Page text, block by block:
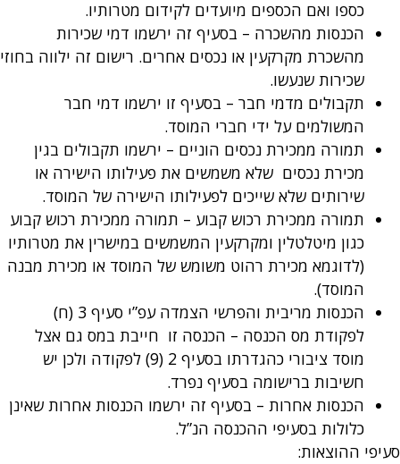
כספו ואם הכספים מיועדים לקידום מטרותיו.
הכנסות מהשכרה – בסעיף זה ירשמו דמי שכירות
מהשכרת מקרקעין או נכסים אחרים. רישום זה ילווה בחוזי
שכירות שנעשו.
תקבולים מדמי חבר – בסעיף זו ירשמו דמי חבר
המשולמים על ידי חברי המוסד.
תמורה ממכירת נכסים הוניים – ירשמו תקבולים בגין
מכירת נכסים שלא משמשים את פעילותו הישירה או
שירותים שלא שייכים לפעילותו הישירה של המוסד.
תמורה ממכירת רכוש קבוע – תמורה ממכירת רכוש קבוע
כגון מיטלטלין ומקרקעין המשמשים במישרין את מטרותיו
(לדוגמא מכירת רהוט משומש של המוסד או מכירת מבנה
המוסד).
הכנסות מריבית והפרשי הצמדה עפ”י סעיף 3 (ח)
לפקודת מס הכנסה – הכנסה זו חייבת במס גם אצל
מוסד ציבורי כהגדרתו בסעיף 2 (9) לפקודה ולכן יש
חשיבות ברישומה בסעיף נפרד.
הכנסות אחרות – בסעיף זה ירשמו הכנסות אחרות שאינן
כלולות בסעיפי ההכנסה הנ”ל.
סעיפי ההוצאות: